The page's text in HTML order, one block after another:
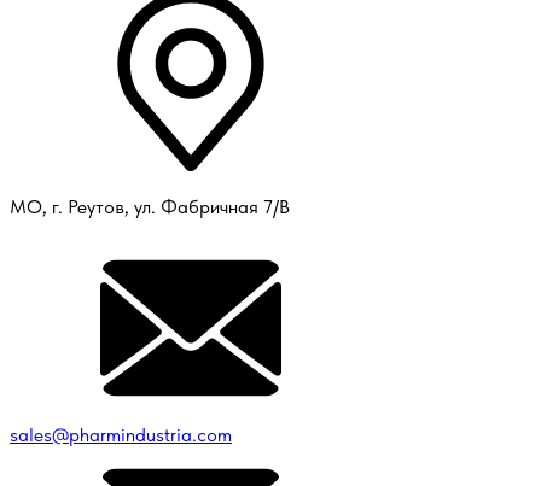
МО, г. Реутов, ул. Фабричная 7/В
sales@pharmindustria.com